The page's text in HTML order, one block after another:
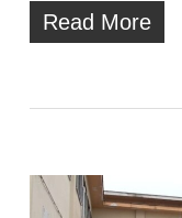
Read More